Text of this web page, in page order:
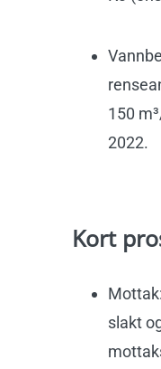
150
2022.
Kort
slakt